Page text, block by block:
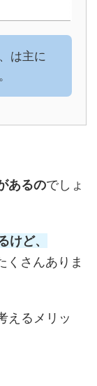
は主に
あるのでしょ
けど、
くさんありま
えるメリッ